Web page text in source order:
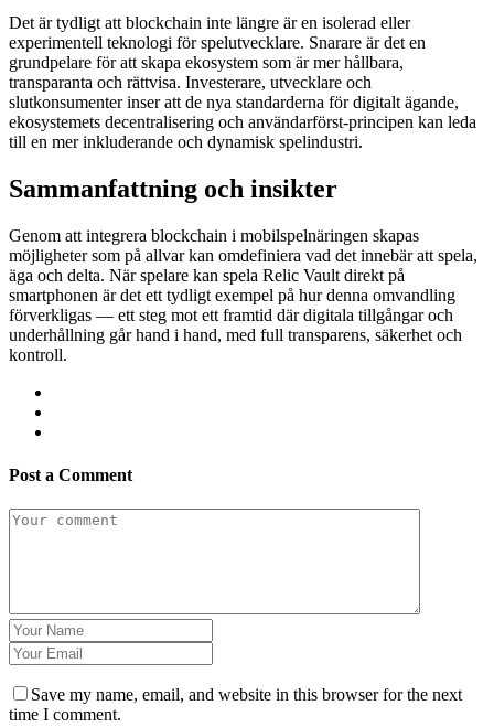
Det är tydligt att blockchain inte längre är en isolerad eller
experimentell teknologi för spelutvecklare. Snarare är det en
grundpelare för att skapa ekosystem som är mer hållbara,
transparanta och rättvisa. Investerare, utvecklare och
slutkonsumenter inser att de nya standarderna för digitalt ägande,
ekosystemets decentralisering och användarförst-principen kan leda
till en mer inkluderande och dynamisk spelindustri.
Sammanfattning och insikter
Genom att integrera blockchain i mobilspelnäringen skapas
möjligheter som på allvar kan omdefiniera vad det innebär att spela,
äga och delta. När spelare kan spela Relic Vault direkt på
smartphonen är det ett tydligt exempel på hur denna omvandling
förverkligas — ett steg mot ett framtid där digitala tillgångar och
underhållning går hand i hand, med full transparens, säkerhet och
kontroll.
Post a Comment
Save my name, email, and website in this browser for the next
time I comment.